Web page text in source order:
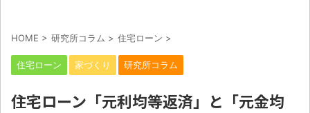
HOME > 研究所コラム > 住宅ローン >
住宅ローン 家づくり 研究所コラム
住宅ローン「元利均等返済」と「元金均